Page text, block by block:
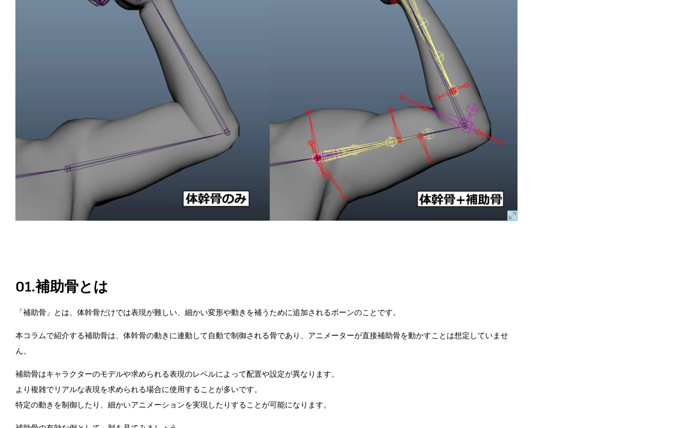
01.補助骨とは
「補助骨」とは、体幹骨だけでは表現が難しい、細かい変形や動きを補うために追加されるボーンのことです。
本コラムで紹介する補助骨は、体幹骨の動きに連動して自動で制御される骨であり、アニメーターが直接補助骨を動かすことは想定していませ
ん。
補助骨はキャラクターのモデルや求められる表現のレベルによって配置や設定が異なります。
より複雑でリアルな表現を求められる場合に使用することが多いです。
特定の動きを制御したり、細かいアニメーションを実現したりすることが可能になります。